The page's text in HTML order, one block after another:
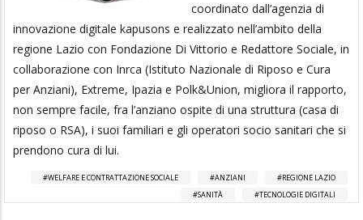
coordinato dall’agenzia di
innovazione digitale kapusons e realizzato nell’ambito della
regione Lazio con Fondazione Di Vittorio e Redattore Sociale, in
collaborazione con Inrca (Istituto Nazionale di Riposo e Cura
per Anziani), Extreme, Ipazia e Polk&Union, migliora il rapporto,
non sempre facile, fra l’anziano ospite di una struttura (casa di
riposo o RSA), i suoi familiari e gli operatori socio sanitari che si
prendono cura di lui.
WELFARE E CONTRATTAZIONE SOCIALE ANZIANI
REGIONE LAZIO
SANITÀ
TECNOLOGIE DIGITALI